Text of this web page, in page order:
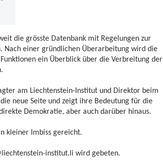
die grösste Datenbank mit Regelungen zur
Nach einer gründlichen Überarbeitung wird die
ein Überblick über die Verbreitung der
am Liechtenstein-Institut und Direktor beim
neue Seite und zeigt ihre Bedeutung für die
Demokratie, aber auch darüber hinaus.
kleiner Imbiss gereicht.
institut.li wird gebeten.